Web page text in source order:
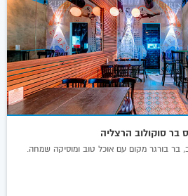
בר סוקולוב הרצליה
בר בורגר מקום עם אוכל טוב ומוסיקה שמחה.